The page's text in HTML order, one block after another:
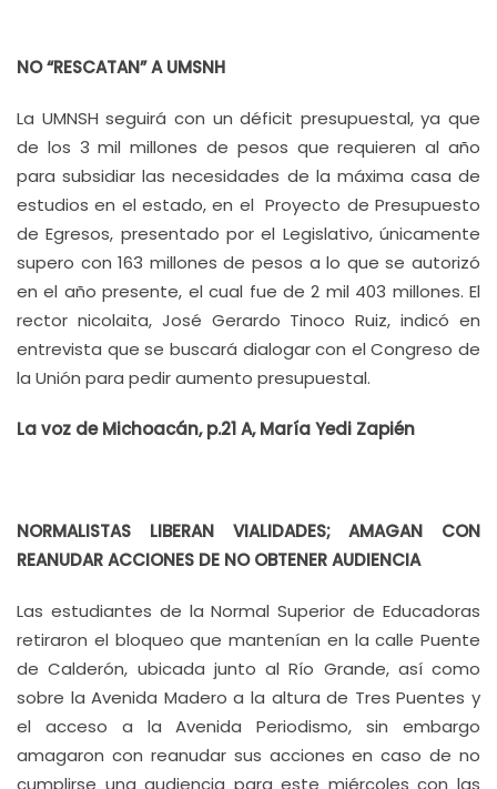
NO “RESCATAN” A UMSNH
La UMNSH seguirá con un déficit presupuestal, ya que
de los 3 mil millones de pesos que requieren al año
para subsidiar las necesidades de la máxima casa de
estudios en el estado, en el Proyecto de Presupuesto
de Egresos, presentado por el Legislativo, únicamente
supero con 163 millones de pesos a lo que se autorizó
en el año presente, el cual fue de 2 mil 403 millones. El
rector nicolaita, José Gerardo Tinoco Ruiz, indicó en
entrevista que se buscará dialogar con el Congreso de
la Unión para pedir aumento presupuestal.
La voz de Michoacán, p.21 A, María Yedi Zapién
NORMALISTAS LIBERAN VIALIDADES; AMAGAN CON
REANUDAR ACCIONES DE NO OBTENER AUDIENCIA
Las estudiantes de la Normal Superior de Educadoras
retiraron el bloqueo que mantenían en la calle Puente
de Calderón, ubicada junto al Río Grande, así como
sobre la Avenida Madero a la altura de Tres Puentes y
el acceso a la Avenida Periodismo, sin embargo
amagaron con reanudar sus acciones en caso de no
cumplirse una audiencia para este miércoles con las